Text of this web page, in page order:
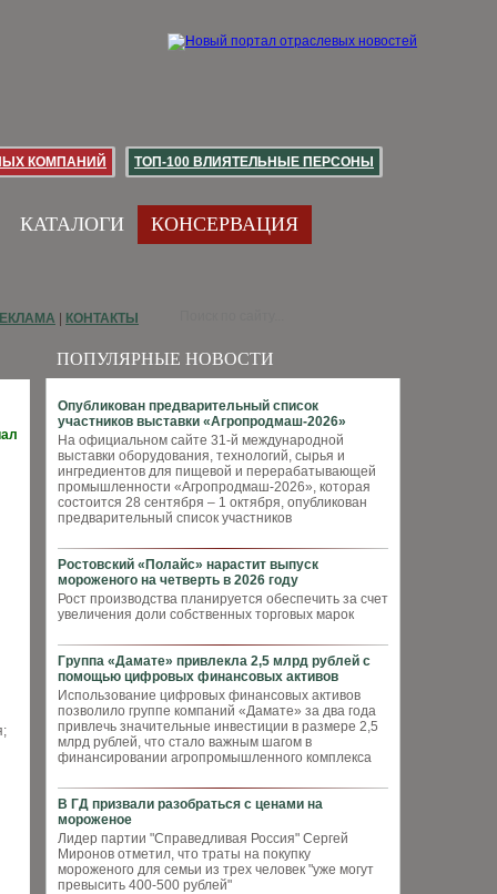
КОМПАНИЙ ТОП-100 ВЛИЯТЕЛЬНЫЕ ПЕРСОНЫ
КАТАЛОГИ КОНСЕРВАЦИЯ
ПОПУЛЯРНЫЕ НОВОСТИ
Опубликован предварительный список
участников выставки «Агропродмаш-2026»
На официальном сайте 31-й международной
выставки оборудования, технологий, сырья и
ингредиентов для пищевой и перерабатывающей
промышленности «Агропродмаш-2026», которая
состоится 28 сентября – 1 октября, опубликован
предварительный список участников
Ростовский «Полайс» нарастит выпуск
мороженого на четверть в 2026 году
Рост производства планируется обеспечить за счет
увеличения доли собственных торговых марок
Группа «Дамате» привлекла 2,5 млрд рублей с
помощью цифровых финансовых активов
Использование цифровых финансовых активов
позволило группе компаний «Дамате» за два года
привлечь значительные инвестиции в размере 2,5
млрд рублей, что стало важным шагом в
финансировании агропромышленного комплекса
В ГД призвали разобраться с ценами на
мороженое
Лидер партии "Справедливая Россия" Сергей
Миронов отметил, что траты на покупку
мороженого для семьи из трех человек "уже могут
превысить 400-500 рублей"
КОНТАКТЫ